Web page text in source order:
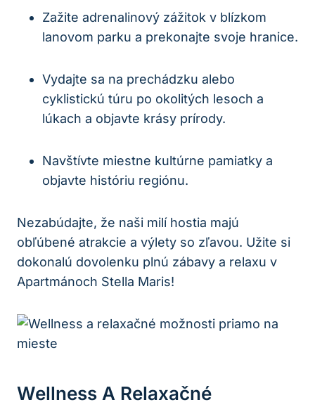
Zažite adrenalinový zážitok v blízkom
lanovom parku a prekonajte svoje hranice.
Vydajte sa na prechádzku alebo
cyklistickú túru po okolitých lesoch a
lúkach a objavte krásy prírody.
Navštívte miestne kultúrne pamiatky a
objavte históriu regiónu.
Nezabúdajte, že naši milí hostia majú
obľúbené atrakcie a výlety so zľavou. Užite si
dokonalú dovolenku plnú zábavy a relaxu v
Apartmánoch Stella Maris!
Wellness A Relaxačné